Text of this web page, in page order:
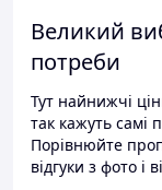
Великий
потреби
Тут найнижчі
так кажуть самі
Порівнюйте
відгуки з фото і